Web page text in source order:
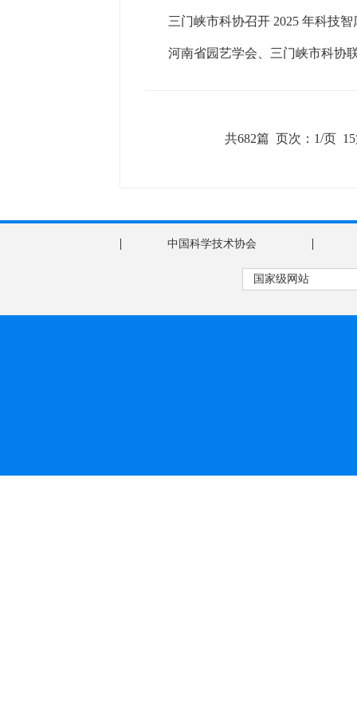
三门峡市科协召开 2025 年科技
河南省园艺学会、三门峡市科协
共682篇 页次：1/页
| 中国科学技术协会 |